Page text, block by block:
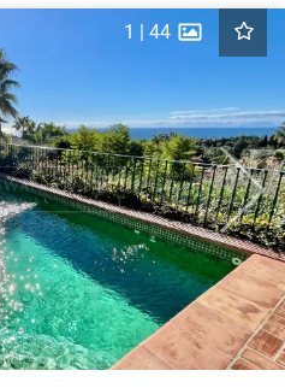
Next
1 | 44